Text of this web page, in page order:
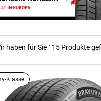
haben für Sie 115 Produkte
Klasse